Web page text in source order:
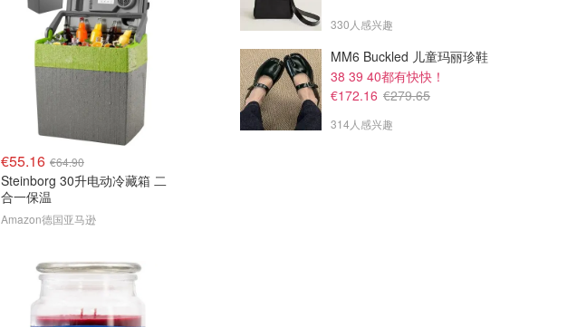
€55.16 €64.90
Steinborg 30升电动冷藏箱 二
合一保温
Amazon德国亚马逊
330人感兴趣
MM6 Buckled 儿童玛丽珍鞋
38 39 40都有快快！
€172.16 €279.65
314人感兴趣